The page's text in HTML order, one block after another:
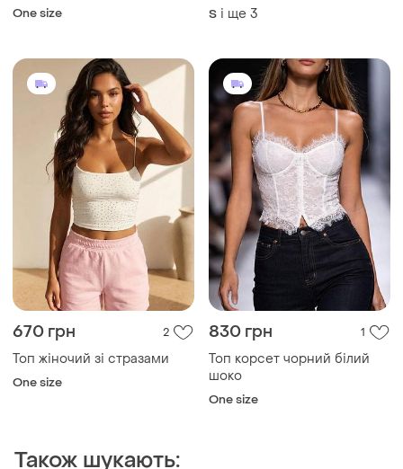
One size S і ще 3
670 грн 2
Топ жіночий зі стразами
One size
830 грн 1
Топ корсет чорний білий
шоко
One size
Також шукають: